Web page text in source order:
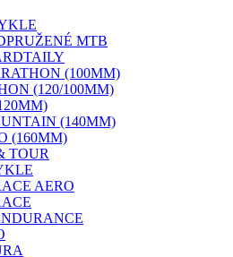
MTB
(100MM)
(120/100MM)
(140MM)
(160MM)
TOUR
AERO